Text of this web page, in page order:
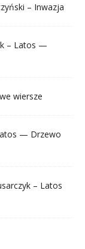
– Inwazja
– Latos —
wiersze
— Drzewo
– Latos